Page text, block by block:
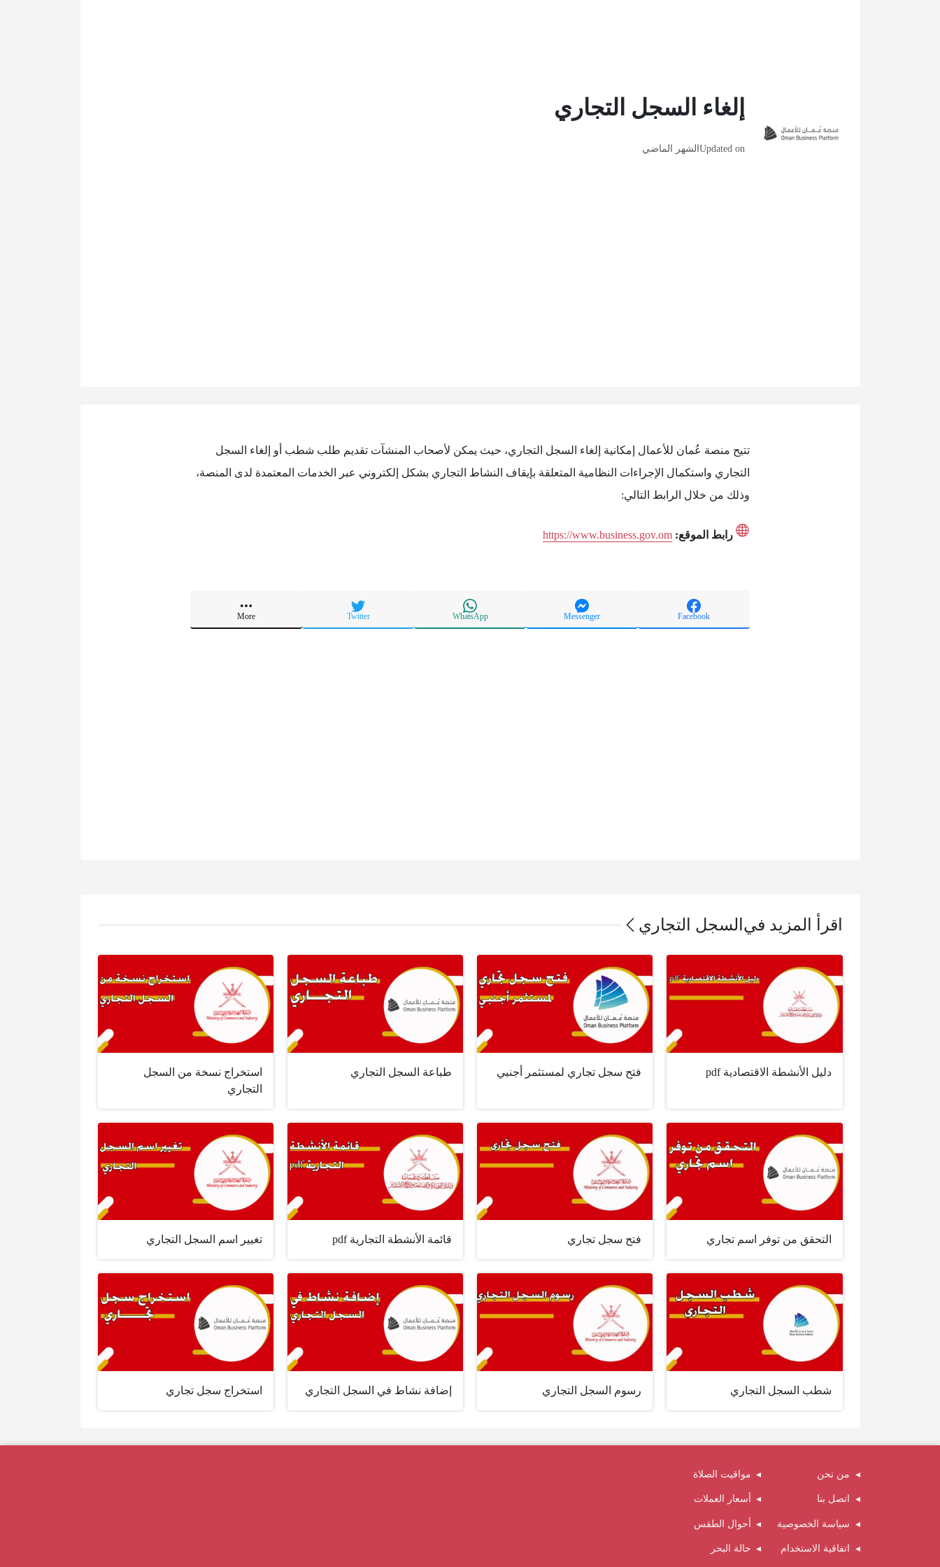
إلغاء السجل التجاري
Updated onالشهر الماضي
تتيح منصة عُمان للأعمال إمكانية إلغاء السجل التجاري، حيث يمكن لأصحاب المنشآت تقديم طلب شطب أو إلغاء السجل
التجاري واستكمال الإجراءات النظامية المتعلقة بإيقاف النشاط التجاري بشكل إلكتروني عبر الخدمات المعتمدة لدى المنصة،
وذلك من خلال الرابط التالي:
رابط الموقع: https://www.business.gov.om
Facebook
Messenger
WhatsApp
Twitter
More
اقرأ المزيد في السجل التجاري
دليل الأنشطة الاقتصادية pdf فتح سجل تجاري لمستثمر أجنبي طباعة السجل التجاري
استخراج نسخة من السجل
التجاري
التحقق من توفر اسم تجاري فتح سجل تجاري قائمة الأنشطة التجارية pdf تغيير اسم السجل التجاري
شطب السجل التجاري رسوم السجل التجاري إضافة نشاط في السجل التجاري استخراج سجل تجاري
من نحن
اتصل بنا
سياسة الخصوصية
اتفاقية الاستخدام
مواقيت الصلاة
أسعار العملات
أحوال الطقس
حالة البحر